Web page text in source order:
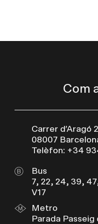
Com
Carrer d’Aragó
08007
Telèfon: +34
Bus
7, 22, 24, 39,
V17
Metro
Parada Passeig